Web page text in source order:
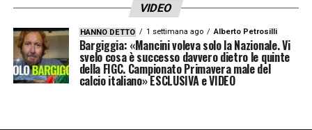
VIDEO
HANNO DETTO 1 settimana ago Alberto Petrosilli
Bargiggia: «Mancini voleva solo la Nazionale. Vi
svelo cosa è successo davvero dietro le quinte
della FIGC. Campionato Primavera male del
calcio italiano» ESCLUSIVA e VIDEO